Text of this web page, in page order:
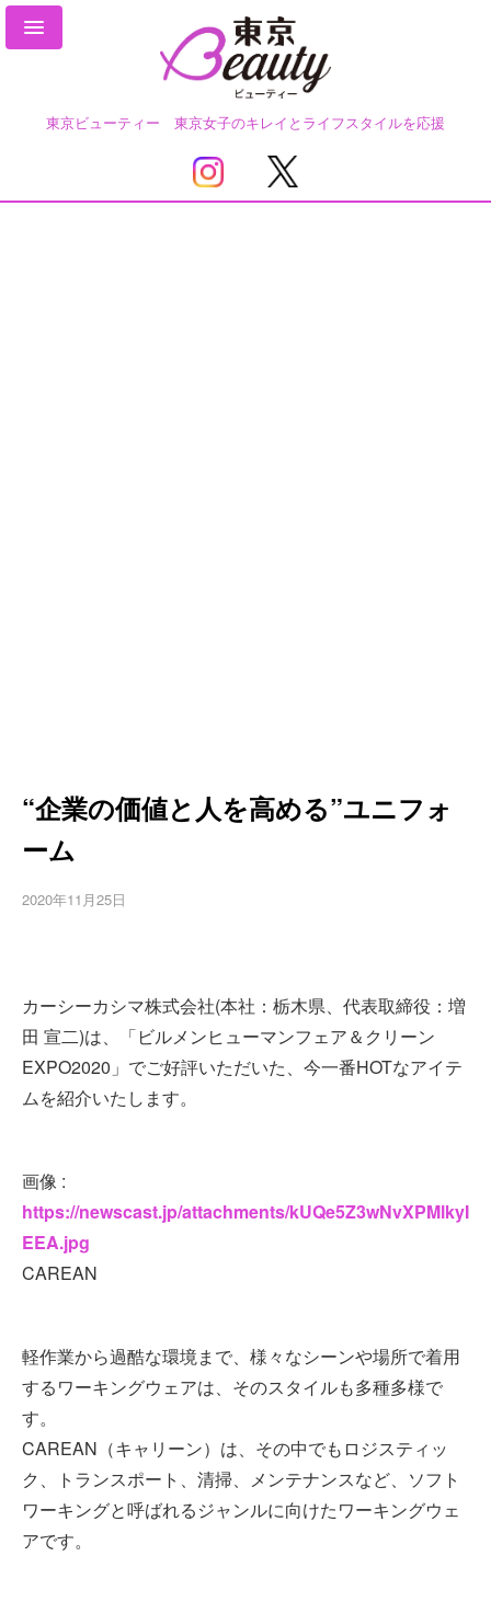
東京ビューティー 東京女子のキレイとライフスタイルを応援
“企業の価値と人を高める”ユニフォ
ーム
2020年11月25日
カーシーカシマ株式会社(本社：栃木県、代表取締役：増
田 宣二)は、「ビルメンヒューマンフェア＆クリーン
EXPO2020」でご好評いただいた、今一番HOTなアイテ
ムを紹介いたします。
画像 :
https://newscast.jp/attachments/kUQe5Z3wNvXPMlkyI
EEA.jpg
CAREAN
軽作業から過酷な環境まで、様々なシーンや場所で着用
するワーキングウェアは、そのスタイルも多種多様で
す。
CAREAN（キャリーン）は、その中でもロジスティッ
ク、トランスポート、清掃、メンテナンスなど、ソフト
ワーキングと呼ばれるジャンルに向けたワーキングウェ
アです。